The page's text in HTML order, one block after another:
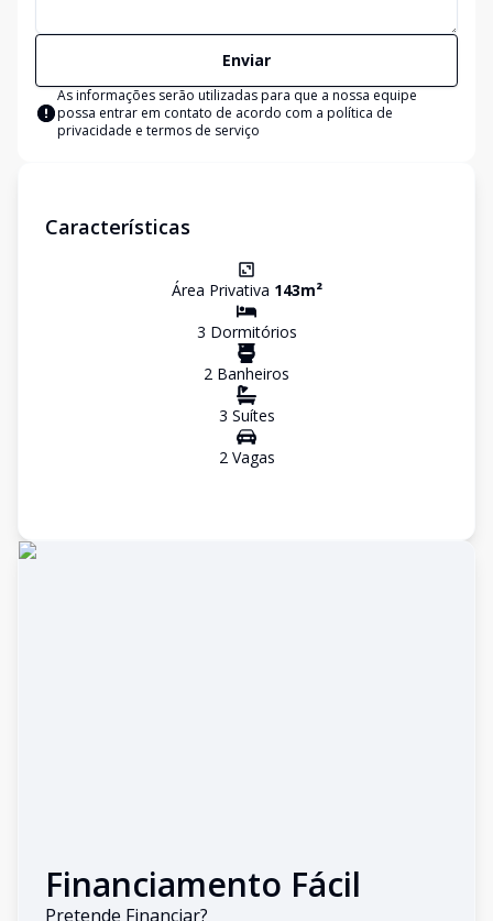
Enviar
As informações serão utilizadas para que a nossa equipe
possa entrar em contato de acordo com a política de
privacidade e termos de serviço
Características
Área Privativa 143m²
3 Dormitórios
2 Banheiros
3 Suítes
2Vagas
Financiamento Fácil
Pretende Financiar?